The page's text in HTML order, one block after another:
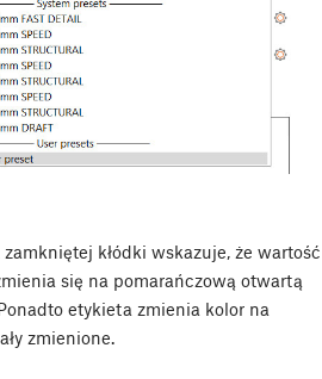
kłódki wskazuje, że wartość
się na pomarańczową otwartą
etykieta zmienia kolor na
zmienione.